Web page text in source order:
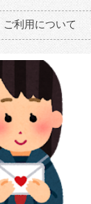
ご利用について